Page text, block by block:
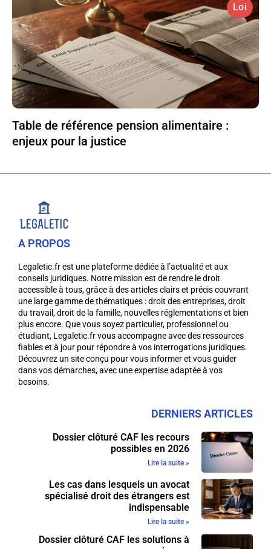
Loi
Table de référence pension alimentaire :
enjeux pour la justice
A PROPOS
Legaletic.fr est une plateforme dédiée à l’actualité et aux
conseils juridiques. Notre mission est de rendre le droit
accessible à tous, grâce à des articles clairs et précis couvrant
une large gamme de thématiques : droit des entreprises, droit
du travail, droit de la famille, nouvelles réglementations et bien
plus encore. Que vous soyez particulier, professionnel ou
étudiant, Legaletic.fr vous accompagne avec des ressources
fiables et à jour pour répondre à vos interrogations juridiques.
Découvrez un site conçu pour vous informer et vous guider
dans vos démarches, avec une expertise adaptée à vos
besoins.
DERNIERS ARTICLES
Dossier clôturé CAF les recours
possibles en 2026
Lire la suite »
Les cas dans lesquels un avocat
spécialisé droit des étrangers est
indispensable
Lire la suite »
Dossier clôturé CAF les solutions à